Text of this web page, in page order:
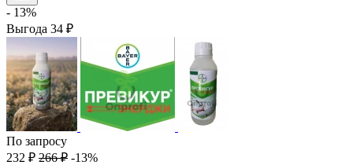
- 13%
Выгода 34 ₽
По запросу
232 ₽ 266 ₽ -13%